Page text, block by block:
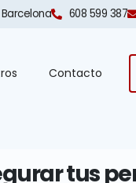
608 599 387
Contacto
tus